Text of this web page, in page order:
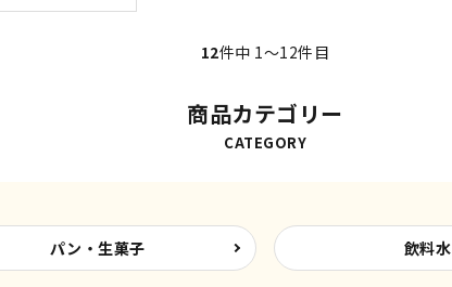
12件中 1〜12件目
商品カテゴリー
CATEGORY
パン・生菓子 飲料水